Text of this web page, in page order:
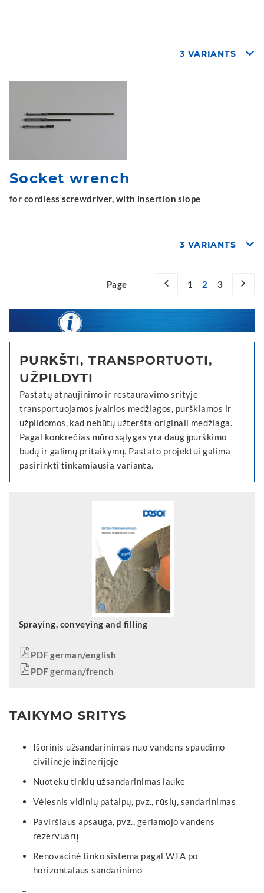
3 VARIANTS
Socket wrench
for cordless screwdriver, with insertion slope
3 VARIANTS
Page 1 2 3
PURKŠTI, TRANSPORTUOTI,
UŽPILDYTI
Pastatų atnaujinimo ir restauravimo srityje
transportuojamos įvairios medžiagos, purškiamos ir
užpildomos, kad nebūtų užteršta originali medžiaga.
Pagal konkrečias mūro sąlygas yra daug įpurškimo
būdų ir galimų pritaikymų. Pastato projektui galima
pasirinkti tinkamiausią variantą.
Spraying, conveying and filling
PDF german/english
PDF german/french
TAIKYMO SRITYS
Išorinis užsandarinimas nuo vandens spaudimo
civilinėje inžinerijoje
Nuotekų tinklų užsandarinimas lauke
Vėlesnis vidinių patalpų, pvz., rūsių, sandarinimas
Paviršiaus apsauga, pvz., geriamojo vandens
rezervuarų
Renovacinė tinko sistema pagal WTA po
horizontalaus sandarinimo